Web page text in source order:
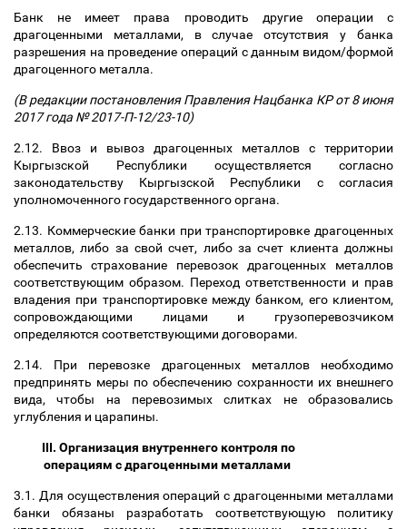
Банк не имеет права проводить другие операции с
драгоценными металлами, в случае отсутствия у банка
разрешения на проведение операций с данным видом/формой
драгоценного металла.
(В редакции постановления Правления Нацбанка КР от 8 июня
2017 года № 2017-П-12/23-10)
2.12. Ввоз и вывоз драгоценных металлов с территории
Кыргызской Республики осуществляется согласно
законодательству Кыргызской Республики с согласия
уполномоченного государственного органа.
2.13. Коммерческие банки при транспортировке драгоценных
металлов, либо за свой счет, либо за счет клиента должны
обеспечить страхование перевозок драгоценных металлов
соответствующим образом. Переход ответственности и прав
владения при транспортировке между банком, его клиентом,
сопровождающими лицами и грузоперевозчиком
определяются соответствующими договорами.
2.14. При перевозке драгоценных металлов необходимо
предпринять меры по обеспечению сохранности их внешнего
вида, чтобы на перевозимых слитках не образовались
углубления и царапины.
III. Организация внутреннего контроля по
операциям с драгоценными металлами
3.1. Для осуществления операций с драгоценными металлами
банки обязаны разработать соответствующую политику